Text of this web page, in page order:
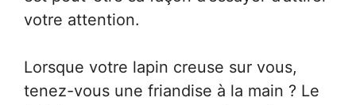
votre attention.
Lorsque votre lapin creuse sur vous,
tenez-vous une friandise à la main ? Le